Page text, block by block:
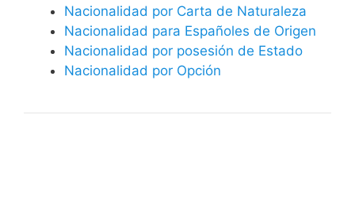
Nacionalidad por Carta de Naturaleza
Nacionalidad para Españoles de Origen
Nacionalidad por posesión de Estado
Nacionalidad por Opción